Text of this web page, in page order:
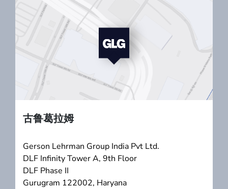
古鲁葛拉姆
Gerson Lehrman Group India Pvt Ltd.
DLF Infinity Tower A, 9th Floor
DLF Phase II
Gurugram 122002, Haryana